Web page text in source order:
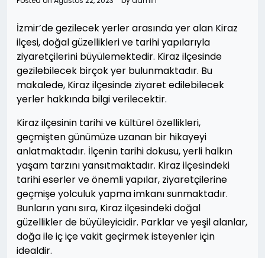
İzmir’de gezilecek yerler arasında yer alan Kiraz
ilçesi, doğal güzellikleri ve tarihi yapılarıyla
ziyaretçilerini büyülemektedir. Kiraz ilçesinde
gezilebilecek birçok yer bulunmaktadır. Bu
makalede, Kiraz ilçesinde ziyaret edilebilecek
yerler hakkında bilgi verilecektir.
Kiraz ilçesinin tarihi ve kültürel özellikleri,
geçmişten günümüze uzanan bir hikayeyi
anlatmaktadır. İlçenin tarihi dokusu, yerli halkın
yaşam tarzını yansıtmaktadır. Kiraz ilçesindeki
tarihi eserler ve önemli yapılar, ziyaretçilerine
geçmişe yolculuk yapma imkanı sunmaktadır.
Bunların yanı sıra, Kiraz ilçesindeki doğal
güzellikler de büyüleyicidir. Parklar ve yeşil alanlar,
doğa ile iç içe vakit geçirmek isteyenler için
idealdir.